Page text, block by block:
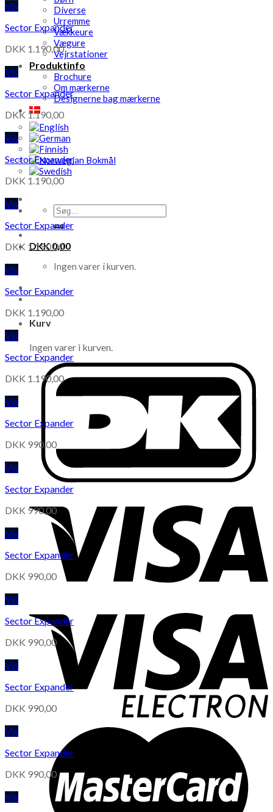
Diverse
Urremme
Vækkeure
Vægure
Vejrstationer
Produktinfo
Brochure
Om mærkerne
Designerne bag mærkerne
Søg
efter:
DKK0,00
Ingen varer i kurven.
Kurv
Ingen varer i kurven.
Vis
Sector Expander
DKK 1.190,00
Vis
Sector Expander
DKK 1.190,00
Vis
Sector Expander
DKK 1.190,00
Vis
Sector Expander
DKK 1.190,00
Vis
Sector Expander
DKK 1.190,00
Vis
Sector Expander
DKK 1.190,00
Vis
Sector Expander
DKK 990,00
Vis
Sector Expander
DKK 990,00
Vis
Sector Expander
DKK 990,00
Vis
Sector Expander
DKK 990,00
Vis
Sector Expander
DKK 990,00
Vis
Sector Expander
DKK 990,00
Vis